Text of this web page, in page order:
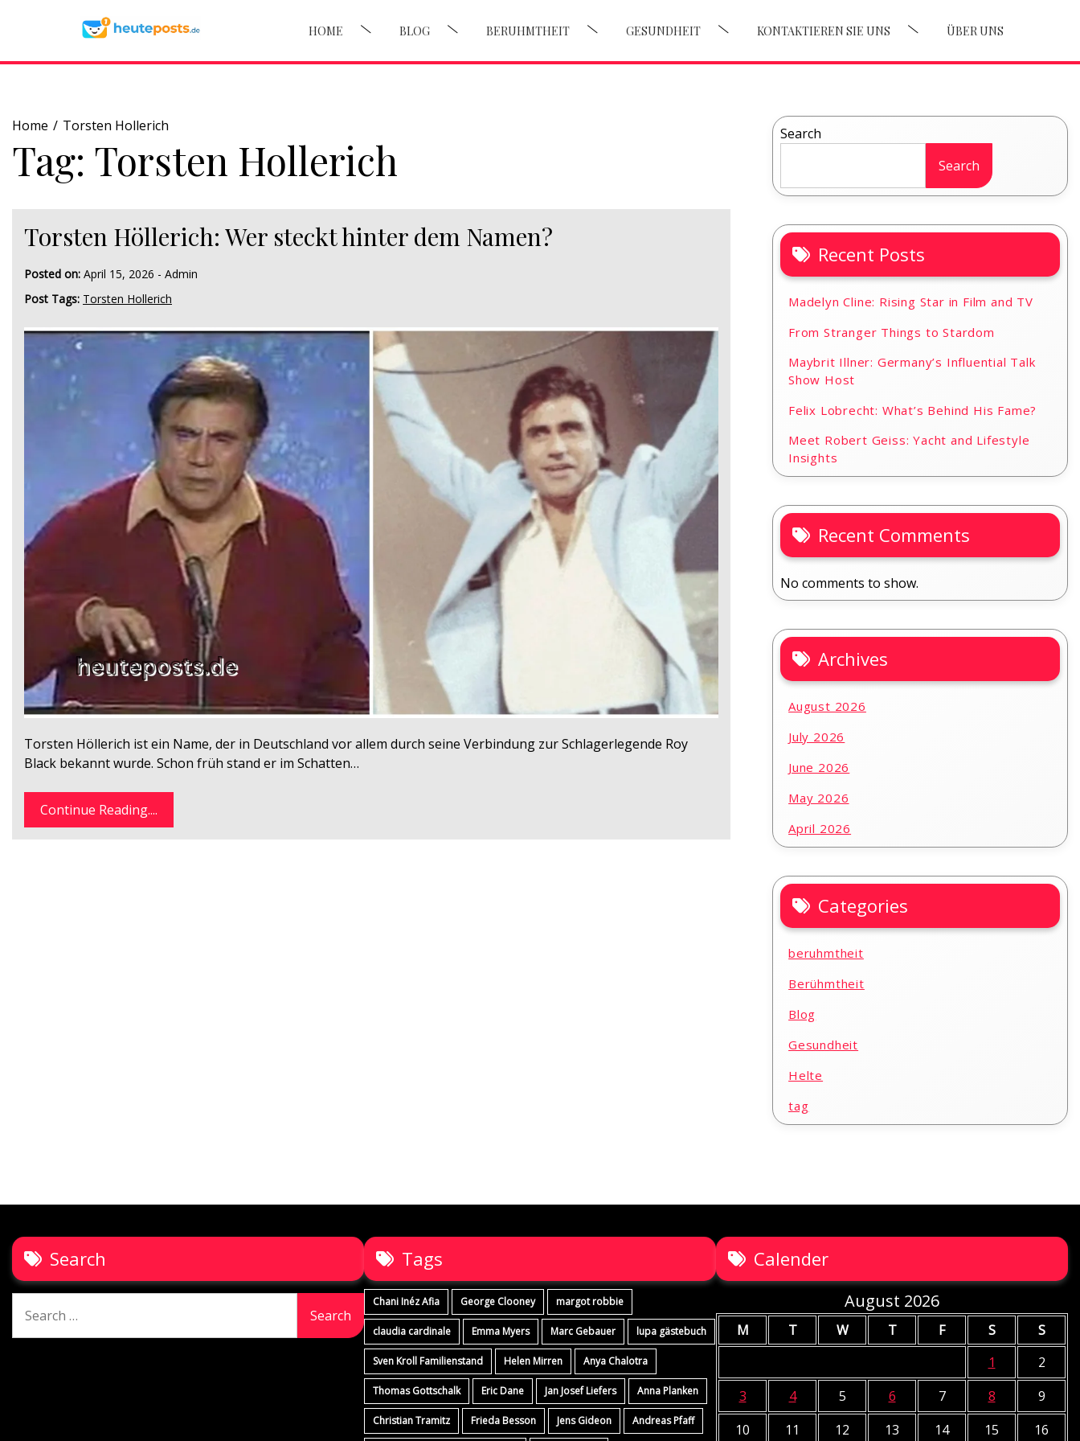
HOME BLOG BERUHMTHEIT GESUNDHEIT KONTAKTIEREN SIE UNS ÜBER UNS
Home Torsten Hollerich
Tag: Torsten Hollerich
Torsten Höllerich: Wer steckt hinter dem Namen?
Posted on: April 15, 2026 - Admin
Post Tags: Torsten Hollerich
Torsten Höllerich ist ein Name, der in Deutschland vor allem durch seine Verbindung zur Schlagerlegende Roy
Black bekannt wurde. Schon früh stand er im Schatten…
Continue Reading....
Search
Search
Recent Posts
Madelyn Cline: Rising Star in Film and TV
From Stranger Things to Stardom
Maybrit Illner: Germany’s Influential Talk
Show Host
Felix Lobrecht: What’s Behind His Fame?
Meet Robert Geiss: Yacht and Lifestyle
Insights
Recent Comments
No comments to show.
Archives
August 2026
July 2026
June 2026
May 2026
April 2026
Categories
beruhmtheit
Berühmtheit
Blog
Gesundheit
Helte
tag
Search
for:
Tags
Chani Inéz Afia George Clooney margot robbie
claudia cardinale Emma Myers Marc Gebauer lupa gästebuch
Sven Kroll Familienstand Helen Mirren Anya Chalotra
Thomas Gottschalk Eric Dane Jan Josef Liefers Anna Planken
Christian Tramitz Frieda Besson Jens Gideon Andreas Pfaff
Calender
August 2026
M T W T F S
S
1
2
3
4 5 6 7 8
9
10
11 12 13 14 15 16